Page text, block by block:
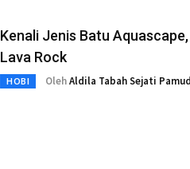
Kenali Jenis Batu
Lava Rock
HOBI OlehAldila Tabah Sejati